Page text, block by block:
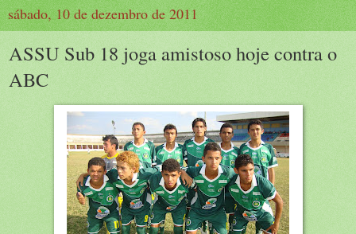
sábado, 10 de dezembro de 2011
ASSU Sub 18 joga amistoso hoje contra o
ABC